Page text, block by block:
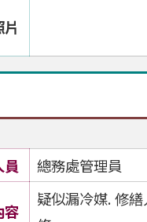
總務處管理員
容
疑似漏冷媒. 修